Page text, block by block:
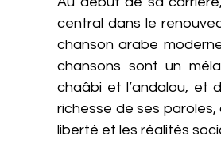
central dans le
chanson arabe
chansons sont un
chaâbi et l’andalou, et
richesse de ses paroles,
liberté et les réalités